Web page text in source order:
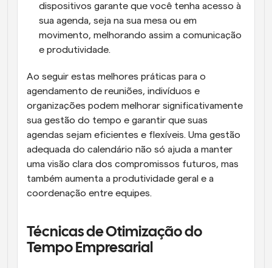
dispositivos garante que você tenha acesso à
sua agenda, seja na sua mesa ou em
movimento, melhorando assim a comunicação
e produtividade.
Ao seguir estas melhores práticas para o
agendamento de reuniões, indivíduos e
organizações podem melhorar significativamente
sua gestão do tempo e garantir que suas
agendas sejam eficientes e flexíveis. Uma gestão
adequada do calendário não só ajuda a manter
uma visão clara dos compromissos futuros, mas
também aumenta a produtividade geral e a
coordenação entre equipes.
Técnicas de Otimização do
Tempo Empresarial